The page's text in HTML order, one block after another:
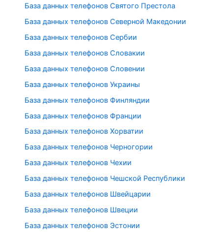
База данных телефонов Святого Престола
База данных телефонов Северной Македонии
База данных телефонов Сербии
База данных телефонов Словакии
База данных телефонов Словении
База данных телефонов Украины
База данных телефонов Финляндии
База данных телефонов Франции
База данных телефонов Хорватии
База данных телефонов Черногории
База данных телефонов Чехии
База данных телефонов Чешской Республики
База данных телефонов Швейцарии
База данных телефонов Швеции
База данных телефонов Эстонии